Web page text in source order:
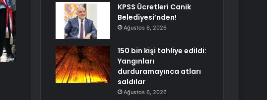
KPSS Ücretleri Canik
Belediyesi’nden!
Ağustos 6, 2026
150 bin kişi tahliye edildi:
Yangınları
durduramayınca atları
saldılar
Ağustos 6, 2026